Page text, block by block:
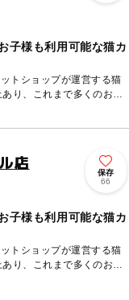
子様も利用可能な猫カ
トショップが運営する猫
り、これまで多くのお客
店
保存
66
子様も利用可能な猫カ
トショップが運営する猫
り、これまで多くのお客